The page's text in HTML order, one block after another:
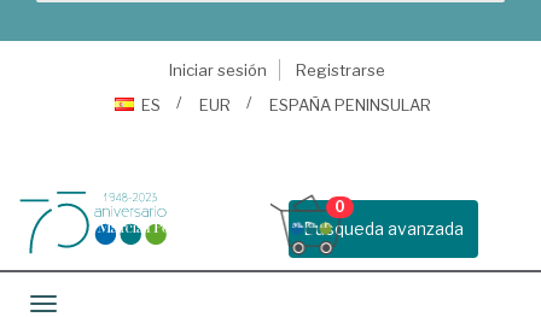
Iniciar sesión
Registrarse
ES
EUR ESPAÑA PENINSULAR
Busqueda avanzada
0
Toggle navigation